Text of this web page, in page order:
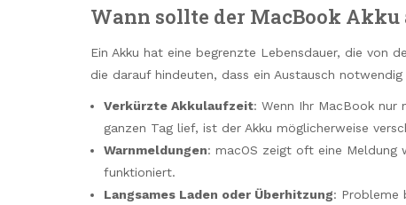
Wann sollte der MacBook
Ein Akku hat eine begrenzte Lebensdauer, die von
die darauf hindeuten, dass ein Austausch notwendig
Verkürzte Akkulaufzeit: Wenn Ihr MacBook
ganzen Tag lief, ist der Akku möglicherweise
Warnmeldungen: macOS zeigt oft eine Meldung
funktioniert.
Langsames Laden oder Überhitzung: Probleme